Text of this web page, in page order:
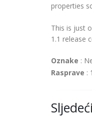
properties
This is just
1.1 release
Oznake :
Rasprave :